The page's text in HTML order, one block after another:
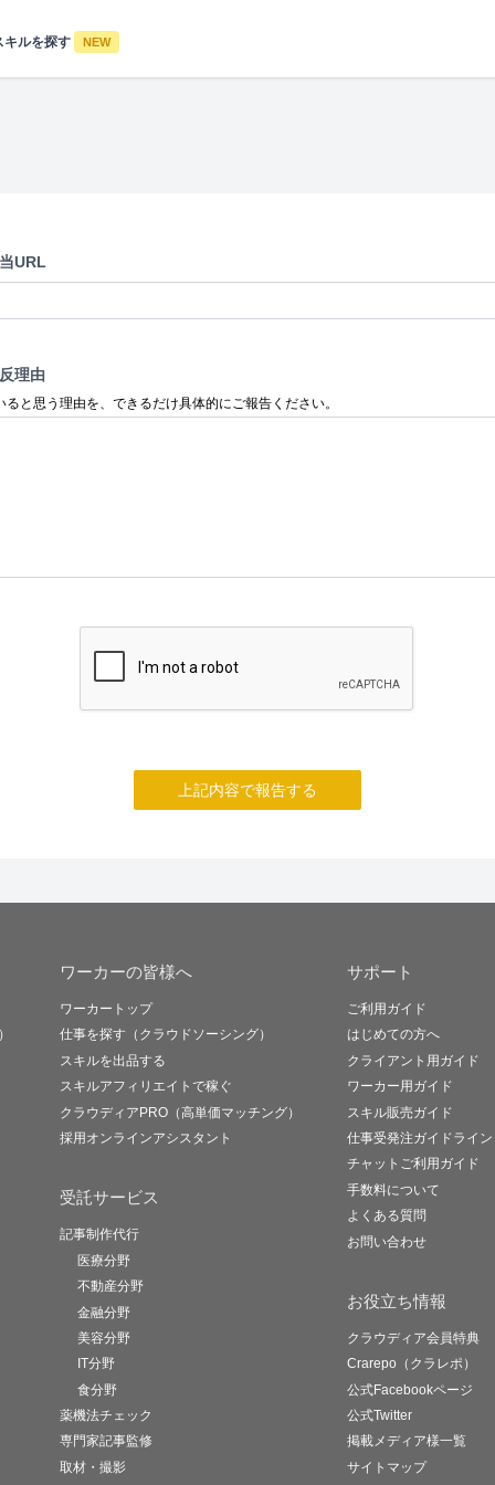
キルを探す NEW
URL
理由
ると思う理由を、できるだけ具体的にご報告ください。
上記内容で報告する
ワーカーの皆様へ
ワーカートップ
仕事を探す（クラウドソーシング）
スキルを出品する
スキルアフィリエイトで稼ぐ
クラウディアPRO（高単価マッチング）
採用オンラインアシスタント
受託サービス
記事制作代行
医療分野
不動産分野
金融分野
美容分野
IT分野
食分野
薬機法チェック
専門家記事監修
取材・撮影
サポート
ご利用ガイド
はじめての方へ
クライアント用ガイド
ワーカー用ガイド
スキル販売ガイド
仕事受発注ガイドライン
チャットご利用ガイド
手数料について
よくある質問
お問い合わせ
お役立ち情報
クラウディア会員特典
Crarepo（クラレポ）
公式Facebookページ
公式Twitter
掲載メディア様一覧
サイトマップ